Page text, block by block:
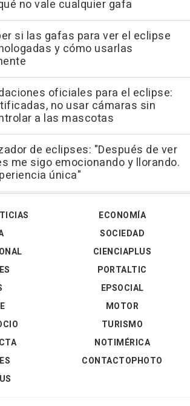
no vale cualquier gafa
si las gafas para ver el eclipse
y cómo usarlas
oficiales para el eclipse:
no usar cámaras sin
a las mascotas
de eclipses: "Después de ver
me sigo emocionando y llorando.
única"
ECONOMÍA
SOCIEDAD
CIENCIAPLUS
PORTALTIC
EPSOCIAL
MOTOR
TURISMO
NOTIMÉRICA
CONTACTOPHOTO